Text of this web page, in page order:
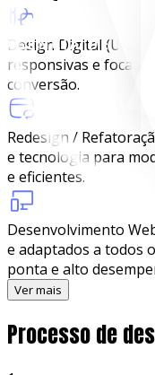
Design Digital (UX/UI)
responsivas e
conversão.
Redesign /
e tecnologia para
e eficientes.
Desenvolvimento
e adaptados a todos
ponta e alto
Ver mais
Processo de